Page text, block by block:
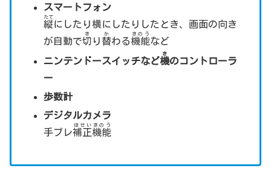
スマートフォン
縦
たて
にしたり横にしたりしたとき、画面の向き
が自動で切
き
り 替
か
わる機能
きのう
など
ニンテンドースイッチなど機
き
のコントローラ
ー
歩数計
デジタルカメラ
手ブレ補正
ほせい
機能
きのう